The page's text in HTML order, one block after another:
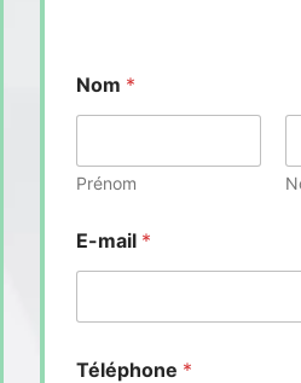
Nom *
Prénom
E-mail *
Téléphone *